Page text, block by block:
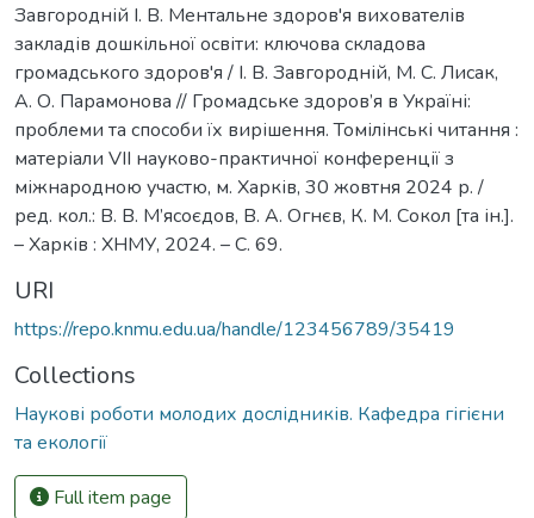
Завгородній І. В. Ментальне здоров'я вихователів
закладів дошкільної освіти: ключова складова
громадського здоров'я / І. В. Завгородній, М. С. Лисак,
А. О. Парамонова // Громадське здоров’я в Україні:
проблеми та способи їх вирішення. Томілінські читання :
матеріали VІІ науково-практичної конференції з
міжнародною участю, м. Харків, 30 жовтня 2024 р. /
ред. кол.: В. В. М’ясоєдов, В. А. Огнєв, К. М. Сокол [та ін.].
– Харків : ХНМУ, 2024. – С. 69.
URI
https://repo.knmu.edu.ua/handle/123456789/35419
Collections
Наукові роботи молодих дослідників. Кафедра гігієни
та екології
Full item page